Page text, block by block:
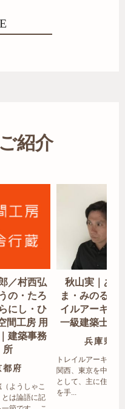
紹介
／村西弘
の・たろ
にし・ひ
間工房 用
建築事務
所
都府
（ようしゃこ
とは論語に記
秋山実｜あき
ま・みのる｜
イルアーキテ
一級建築士事
兵庫県
トレイルアーキテク
関西、東京を中心エ
として、主に住宅の
を手...